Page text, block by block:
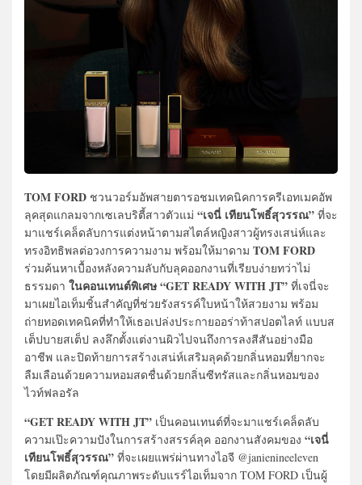
TOM FORD ชวนวอร์มอัพสายตารอชมเทคนิคการครีเอทเมคอัพ
ลุคสุดแกลมจากเซเลบริตี้สาวตัวแม่ “เจนี่ เทียนโพธิ์สุวรรณ” ที่จะ
มาแชร์เคล็ดลับการแต่งหน้าตามสไตล์หญิงสาวผู้ทรงเสน่ห์และ
ทรงอิทธิพลต่อวงการความงาม พร้อมให้มาดาม TOM FORD
ร่วมค้นหาเบื้องหลังความลับกับลุคออกงานที่เรียบง่ายทว่าไม่
ธรรมดา ในคอนเทนต์พิเศษ “GET READY WITH JT” ที่เจนี่จะ
มาเผยไอเท็มชิ้นสำคัญที่ช่วยรังสรรค์ใบหน้าให้สวยงาม พร้อม
ถ่ายทอดเทคนิคที่ทำให้เธอเปล่งประกายออร่าท้าสปอตไลท์ แบบส
เต็ปบายสเต็ป ลงลึกตั้งแต่งานผิวไปจนถึงการลงสีสันอย่างมือ
อาชีพ และปิดท้ายการสร้างเสน่ห์เสริมลุคด้วยกลิ่นหอมที่ยากจะ
ลืมเลือนด้วยความหอมสดชื่นด้วยกลิ่นซีทรัสและกลิ่นหอมของ
ไวท์ฟลอรัล
“GET READY WITH JT” เป็นคอนเทนต์ที่จะมาแชร์เคล็ดลับ
ความเป๊ะความปังในการสร้างสรรค์ลุค ออกงานสังคมของ “เจนี่
เทียนโพธิ์สุวรรณ” ที่จะเผยแพร่ผ่านทางไอจี @janienineeleven
โดยมีผลิตภัณฑ์คุณภาพระดับแรร์ไอเท็มจาก TOM FORD เป็นผู้